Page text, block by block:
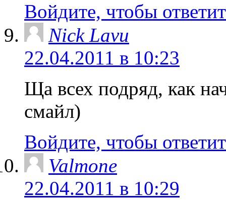
Войдите, чтобы
Nick Lavu
22.04.2011 в 10:23
Ща всех подряд, как
смайл)
Войдите, чтобы
Valmone
22.04.2011 в 10:29